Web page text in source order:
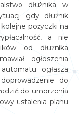
dłużnika w
gdy dłużnik
kolejne pożyczki na
a nie
od dłużnika
ogłoszenia
ogłasza
do
do umorzenia
ustalenia planu